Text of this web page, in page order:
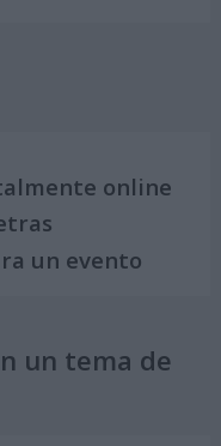
online
un evento
un tema de